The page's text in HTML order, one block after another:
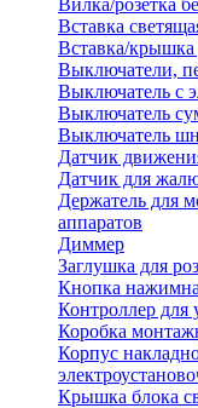
Вилка/розетка
Вставка
Вставка/
Выключатели,
Выключатель с
Выключатель
Выключатель
Датчик
Датчик для
Держатель для
аппаратов
Диммер
Заглушка для
Кнопка
Контроллер для
Коробка
Корпус
Крышка блока